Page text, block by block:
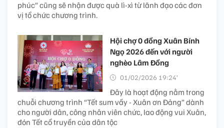
phúc” cũng sẽ nhận được quà lì-xì từ lãnh đạo các đơn
vị tổ chức chương trình.
Hội chợ 0 đồng Xuân Bính
Ngọ 2026 đến với người
nghèo Lâm Đồng
01/02/2026 19:24’
Đây là hoạt động nằm trong
chuỗi chương trình “Tết sum vầy - Xuân ơn Đảng” dành
cho người dân, công nhân viên chức, lao động vui Xuân,
đón Tết cổ truyền của dân tộc